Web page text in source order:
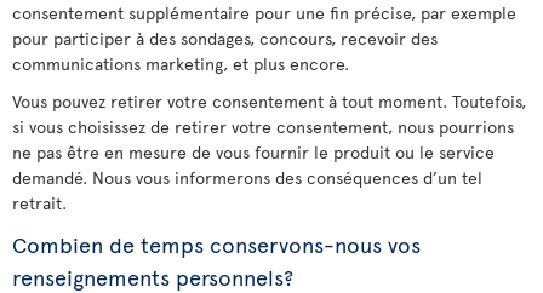
consentement supplémentaire pour une fin précise, par exemple
pour participer à des sondages, concours, recevoir des
communications marketing, et plus encore.
Vous pouvez retirer votre consentement à tout moment. Toutefois,
si vous choisissez de retirer votre consentement, nous pourrions
ne pas être en mesure de vous fournir le produit ou le service
demandé. Nous vous informerons des conséquences d’un tel
retrait.
Combien de temps conservons-nous vos
renseignements personnels?